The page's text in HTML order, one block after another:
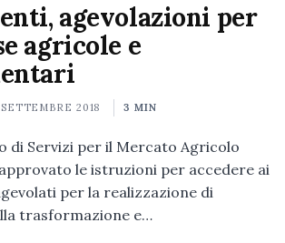
agevolazioni per
agricole e
2018 3 MIN
di Servizi per il Mercato Agricolo
le istruzioni per accedere ai
per la realizzazione di
trasformazione e…